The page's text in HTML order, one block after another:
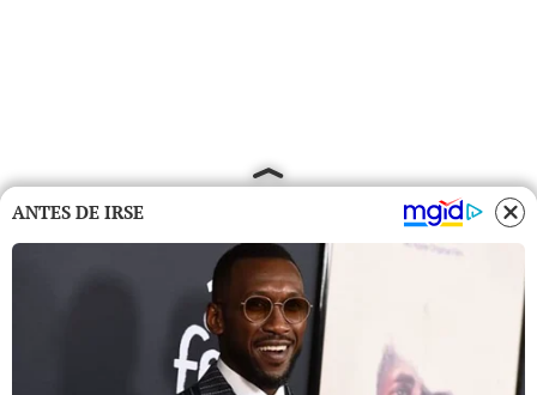
ANTES DE IRSE